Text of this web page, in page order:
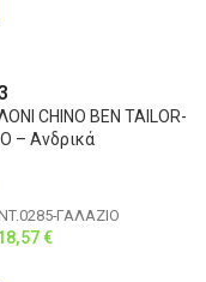
CHINO BEN TAILOR-
– Ανδρικά
ΓΑΛΑΖΙΟ
€